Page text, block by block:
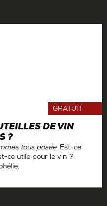
DE VIN
?
GRATUIT
tous posée. Est-ce
ce utile pour le vin ?